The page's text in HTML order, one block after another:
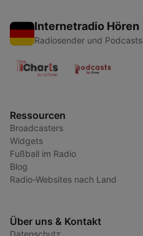
Internetradio Hören
Radiosender und Podcasts
Ressourcen
Broadcasters
Widgets
Fußball im Radio
Blog
Radio-Websites nach Land
Über uns & Kontakt